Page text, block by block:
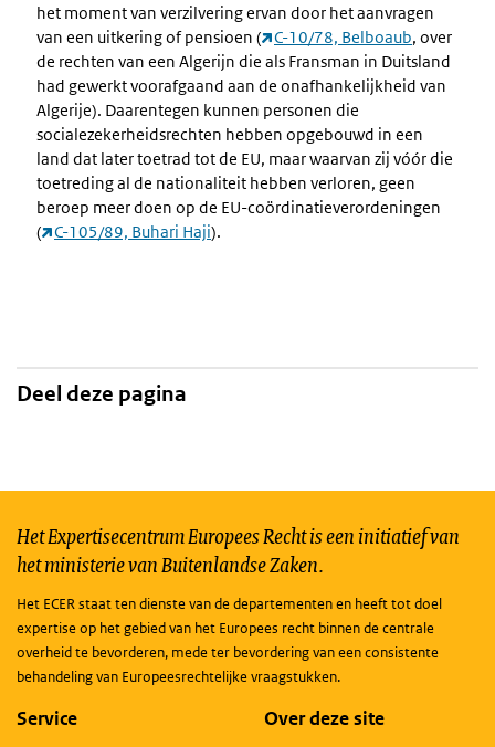
het moment van verzilvering ervan door het aanvragen
van een uitkering of pensioen (
C-10/78, Belboaub, over
de rechten van een Algerijn die als Fransman in Duitsland
had gewerkt voorafgaand aan de onafhankelijkheid van
Algerije). Daarentegen kunnen personen die
socialezekerheidsrechten hebben opgebouwd in een
land dat later toetrad tot de EU, maar waarvan zij vóór die
toetreding al de nationaliteit hebben verloren, geen
beroep meer doen op de EU-coördinatieverordeningen
(
C-105/89, Buhari Haji).
Deel deze pagina
Het Expertisecentrum Europees Recht is een initiatief van
het ministerie van Buitenlandse Zaken.
Het ECER staat ten dienste van de departementen en heeft tot doel
expertise op het gebied van het Europees recht binnen de centrale
overheid te bevorderen, mede ter bevordering van een consistente
behandeling van Europeesrechtelijke vraagstukken.
Service Over deze site